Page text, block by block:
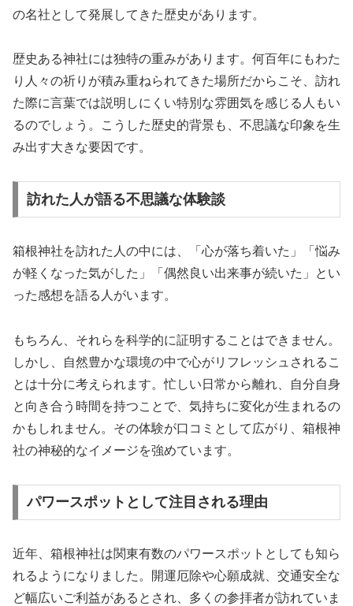
の名社として発展してきた歴史があります。
歴史ある神社には独特の重みがあります。何百年にもわた
り人々の祈りが積み重ねられてきた場所だからこそ、訪れ
た際に言葉では説明しにくい特別な雰囲気を感じる人もい
るのでしょう。こうした歴史的背景も、不思議な印象を生
み出す大きな要因です。
訪れた人が語る不思議な体験談
箱根神社を訪れた人の中には、「心が落ち着いた」「悩み
が軽くなった気がした」「偶然良い出来事が続いた」とい
った感想を語る人がいます。
もちろん、それらを科学的に証明することはできません。
しかし、自然豊かな環境の中で心がリフレッシュされるこ
とは十分に考えられます。忙しい日常から離れ、自分自身
と向き合う時間を持つことで、気持ちに変化が生まれるの
かもしれません。その体験が口コミとして広がり、箱根神
社の神秘的なイメージを強めています。
パワースポットとして注目される理由
近年、箱根神社は関東有数のパワースポットとしても知ら
れるようになりました。開運厄除や心願成就、交通安全な
ど幅広いご利益があるとされ、多くの参拝者が訪れていま